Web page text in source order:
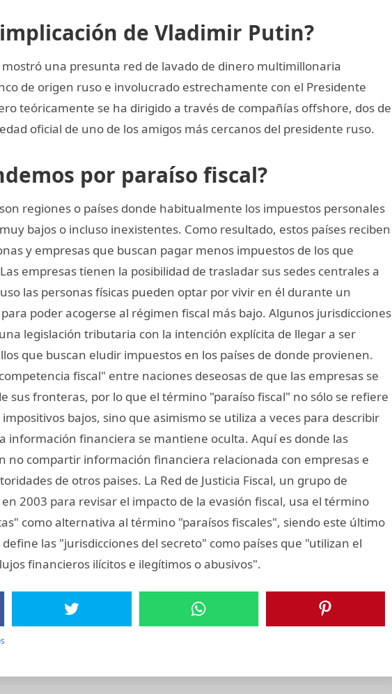
de Vladimir Putin?
una presunta red de lavado de dinero multimillonaria
de origen ruso e involucrado estrechamente con el Presidente
teóricamente se ha dirigido a través de compañías offshore, dos de
oficial de uno de los amigos más cercanos del presidente ruso.
por paraíso fiscal?
regiones o países donde habitualmente los impuestos personales
bajos o incluso inexistentes. Como resultado, estos países reciben
y empresas que buscan pagar menos impuestos de los que
empresas tienen la posibilidad de trasladar sus sedes centrales a
las personas físicas pueden optar por vivir en él durante un
poder acogerse al régimen fiscal más bajo. Algunos jurisdicciones
legislación tributaria con la intención explícita de llegar a ser
que buscan eludir impuestos en los países de donde provienen.
fiscal" entre naciones deseosas de que las empresas se
sus fronteras, por lo que el término "paraíso fiscal" no sólo se refiere
bajos, sino que asimismo se utiliza a veces para describir
información financiera se mantiene oculta. Aquí es donde las
no compartir información financiera relacionada con empresas e
de otros paises. La Red de Justicia Fiscal, un grupo de
2003 para revisar el impacto de la evasión fiscal, usa el término
como alternativa al término "paraísos fiscales", siendo este último
las "jurisdicciones del secreto" como países que "utilizan el
financieros ilícitos e ilegítimos o abusivos".